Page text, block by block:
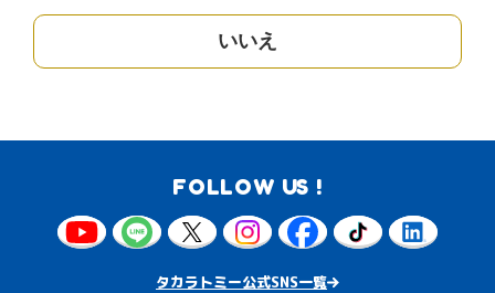
いいえ
FOLLOW US !
タカラトミー公式SNS一覧